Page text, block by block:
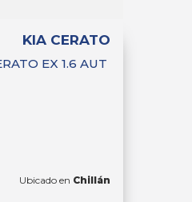
KIA CERATO
EX 1.6 AUT
Ubicado en Chillán